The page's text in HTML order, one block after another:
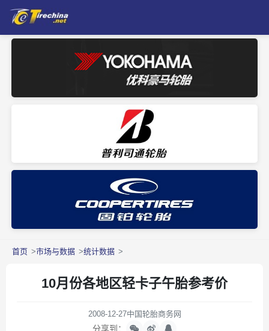
首页 市场与数据 统计数据
10月份各地区轻卡子午胎参考价
2008-12-27中国轮胎商务网
分享到：